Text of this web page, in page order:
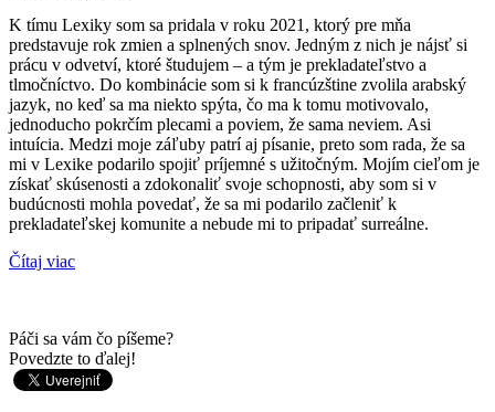
K tímu Lexiky som sa pridala v roku 2021, ktorý pre mňa
predstavuje rok zmien a splnených snov. Jedným z nich je nájsť si
prácu v odvetví, ktoré študujem – a tým je prekladateľstvo a
tlmočníctvo. Do kombinácie som si k francúzštine zvolila arabský
jazyk, no keď sa ma niekto spýta, čo ma k tomu motivovalo,
jednoducho pokrčím plecami a poviem, že sama neviem. Asi
intuícia. Medzi moje záľuby patrí aj písanie, preto som rada, že sa
mi v Lexike podarilo spojiť príjemné s užitočným. Mojím cieľom je
získať skúsenosti a zdokonaliť svoje schopnosti, aby som si v
budúcnosti mohla povedať, že sa mi podarilo začleniť k
prekladateľskej komunite a nebude mi to pripadať surreálne.
Čítaj viac
Páči sa vám čo píšeme?
Povedzte to ďalej!